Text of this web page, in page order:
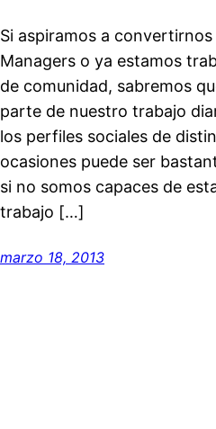
Si aspiramos a
Managers o ya estamos
de comunidad, sabremos
parte de nuestro trabajo
los perfiles sociales de
ocasiones puede ser
si no somos capaces de
trabajo […]
marzo 18, 2013